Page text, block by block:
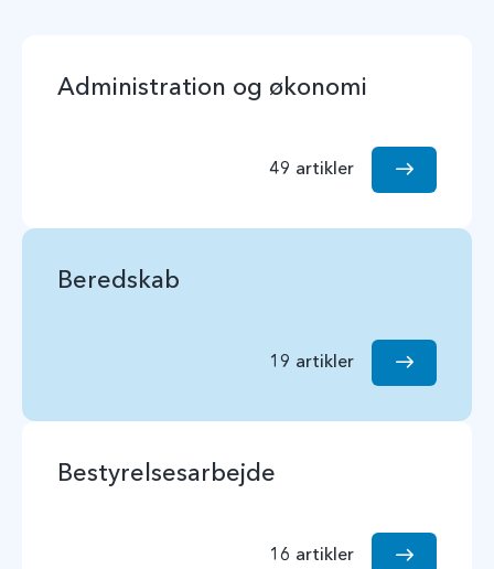
Administration og økonomi
49 artikler
Beredskab
19 artikler
Bestyrelsesarbejde
16 artikler